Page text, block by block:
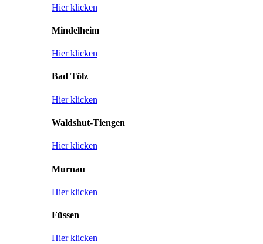
Hier klicken
Mindelheim
Hier klicken
Bad Tölz
Hier klicken
Waldshut-Tiengen
Hier klicken
Murnau
Hier klicken
Füssen
Hier klicken